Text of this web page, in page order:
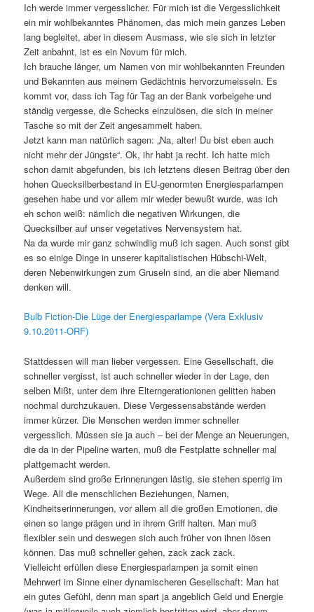
Ich werde immer vergesslicher. Für mich ist die Vergesslichkeit
ein mir wohlbekanntes Phänomen, das mich mein ganzes Leben
lang begleitet, aber in diesem Ausmass, wie sie sich in letzter
Zeit anbahnt, ist es ein Novum für mich.
Ich brauche länger, um Namen von mir wohlbekannten Freunden
und Bekannten aus meinem Gedächtnis hervorzumeisseln. Es
kommt vor, dass ich Tag für Tag an der Bank vorbeigehe und
ständig vergesse, die Schecks einzulösen, die sich in meiner
Tasche so mit der Zeit angesammelt haben.
Jetzt kann man natürlich sagen: „Na, alter! Du bist eben auch
nicht mehr der Jüngste“. Ok, ihr habt ja recht. Ich hatte mich
schon damit abgefunden, bis ich letztens diesen Beitrag über den
hohen Quecksilberbestand in EU-genormten Energiesparlampen
gesehen habe und vor allem mir wieder bewußt wurde, was ich
eh schon weiß: nämlich die negativen Wirkungen, die
Quecksilber auf unser vegetatives Nervensystem hat.
Na da wurde mir ganz schwindlig muß ich sagen. Auch sonst gibt
es so einige Dinge in unserer kapitalistischen Hübschi-Welt,
deren Nebenwirkungen zum Gruseln sind, an die aber Niemand
denken will.
Bulb Fiction-Die Lüge der Energiesparlampe (Vera Exklusiv
9.10.2011-ORF)
Stattdessen will man lieber vergessen. Eine Gesellschaft, die
schneller vergisst, ist auch schneller wieder in der Lage, den
selben Mißt, unter dem ihre Elterngerationionen gelitten haben
nochmal durchzukauen. Diese Vergessensabstände werden
immer kürzer. Die Menschen werden immer schneller
vergesslich. Müssen sie ja auch – bei der Menge an Neuerungen,
die da in der Pipeline warten, muß die Festplatte schneller mal
plattgemacht werden.
Außerdem sind große Erinnerungen lästig, sie stehen sperrig im
Wege. All die menschlichen Beziehungen, Namen,
Kindheitserinnerungen, vor allem all die großen Emotionen, die
einen so lange prägen und in ihrem Griff halten. Man muß
flexibler sein und deswegen sich auch früher von ihnen lösen
können. Das muß schneller gehen, zack zack zack.
Vielleicht erfüllen diese Energiesparlampen ja somit einen
Mehrwert im Sinne einer dynamischeren Gesellschaft: Man hat
ein gutes Gefühl, denn man spart ja angeblich Geld und Energie